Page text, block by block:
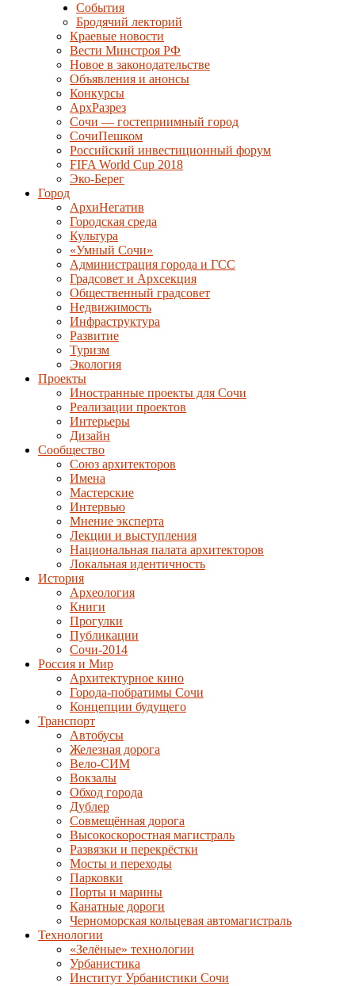
События
Бродячий лекторий
Краевые новости
Вести Минстроя РФ
Новое в законодательстве
Объявления и анонсы
Конкурсы
АрхРазрез
Сочи — гостеприимный город
СочиПешком
Российский инвестиционный форум
FIFA World Cup 2018
Эко-Берег
Город
АрхиНегатив
Городская среда
Культура
«Умный Сочи»
Администрация города и ГСС
Градсовет и Архсекция
Общественный градсовет
Недвижимость
Инфраструктура
Развитие
Туризм
Экология
Проекты
Иностранные проекты для Сочи
Реализации проектов
Интерьеры
Дизайн
Сообщество
Союз архитекторов
Имена
Мастерские
Интервью
Мнение эксперта
Лекции и выступления
Национальная палата архитекторов
Локальная идентичность
История
Археология
Книги
Прогулки
Публикации
Сочи-2014
Россия и Мир
Архитектурное кино
Города-побратимы Сочи
Концепции будущего
Транспорт
Автобусы
Железная дорога
Вело-СИМ
Вокзалы
Обход города
Дублер
Совмещённая дорога
Высокоскоростная магистраль
Развязки и перекрёстки
Мосты и переходы
Парковки
Порты и марины
Канатные дороги
Черноморская кольцевая автомагистраль
Технологии
«Зелёные» технологии
Урбанистика
Институт Урбанистики Сочи